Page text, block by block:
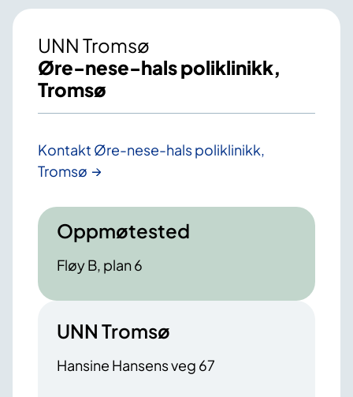
UNN Tromsø
Øre-nese-hals poliklinikk,
Tromsø
Kontakt Øre-nese-hals poliklinikk,
Tromsø
Oppmøtested
Fløy B, plan 6
UNN Tromsø
Hansine Hansens veg 67